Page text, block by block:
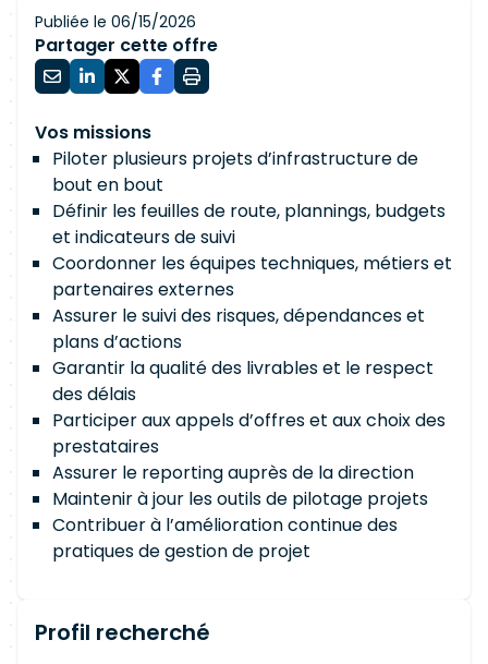
Publiée le 06/15/2026
Partager cette offre
Vos missions
Piloter plusieurs projets d’infrastructure de
bout en bout
Définir les feuilles de route, plannings, budgets
et indicateurs de suivi
Coordonner les équipes techniques, métiers et
partenaires externes
Assurer le suivi des risques, dépendances et
plans d’actions
Garantir la qualité des livrables et le respect
des délais
Participer aux appels d’offres et aux choix des
prestataires
Assurer le reporting auprès de la direction
Maintenir à jour les outils de pilotage projets
Contribuer à l’amélioration continue des
pratiques de gestion de projet
Profil recherché